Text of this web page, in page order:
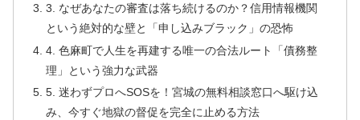
3. なぜあなたの審査は落ち続けるのか？信用情報機関
という絶対的な壁と「申し込みブラック」の恐怖
4. 色麻町で人生を再建する唯一の合法ルート「債務整
理」という強力な武器
5. 迷わずプロへSOSを！宮城の無料相談窓口へ駆け込
み、今すぐ地獄の督促を完全に止める方法